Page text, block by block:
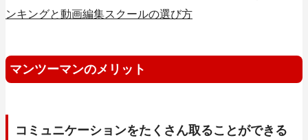
ンキングと動画編集スクールの選び方
マンツーマンのメリット
コミュニケーションをたくさん取ることができる